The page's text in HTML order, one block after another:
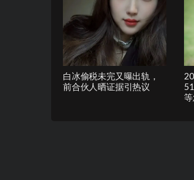
白冰偷税未完又曝出轨，
前合伙人晒证据引热议